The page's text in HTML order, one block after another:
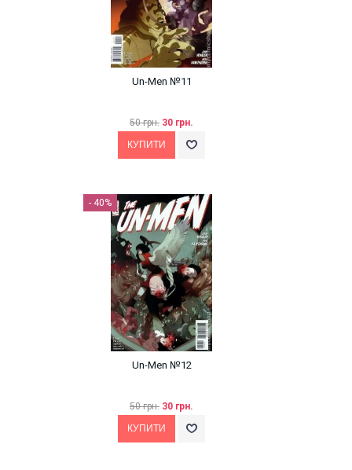
Un-Men №11
50 грн. 30 грн.
- 40%
Un-Men №12
50 грн. 30 грн.